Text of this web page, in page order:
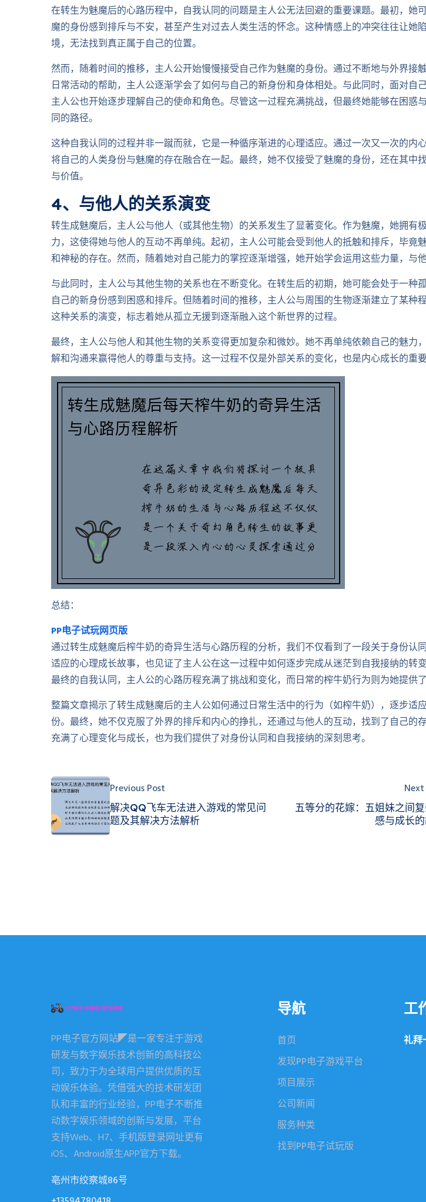
在转生为魅魔后的心路历程中，自我认同的问题是主人公无法回避的重要课题。最初，她
魔的身份感到排斥与不安，甚至产生对过去人类生活的怀念。这种情感上的冲突往往让她
境，无法找到真正属于自己的位置。
然而，随着时间的推移，主人公开始慢慢接受自己作为魅魔的身份。通过不断地与外界接
日常活动的帮助，主人公逐渐学会了如何与自己的新身份和身体相处。与此同时，面对自
主人公也开始逐步理解自己的使命和角色。尽管这一过程充满挑战，但最终她能够在困惑
同的路径。
这种自我认同的过程并非一蹴而就，它是一种循序渐进的心理适应。通过一次又一次的内
将自己的人类身份与魅魔的存在融合在一起。最终，她不仅接受了魅魔的身份，还在其中
与价值。
4、与他人的关系演变
转生成魅魔后，主人公与他人（或其他生物）的关系发生了显著变化。作为魅魔，她拥有
力，这使得她与他人的互动不再单纯。起初，主人公可能会受到他人的抵触和排斥，毕竟
和神秘的存在。然而，随着她对自己能力的掌控逐渐增强，她开始学会运用这些力量，与他
与此同时，主人公与其他生物的关系也在不断变化。在转生后的初期，她可能会处于一种
自己的新身份感到困惑和排斥。但随着时间的推移，主人公与周围的生物逐渐建立了某种
这种关系的演变，标志着她从孤立无援到逐渐融入这个新世界的过程。
最终，主人公与他人和其他生物的关系变得更加复杂和微妙。她不再单纯依赖自己的魅力
解和沟通来赢得他人的尊重与支持。这一过程不仅是外部关系的变化，也是内心成长的重要
总结：
PP电子试玩网页版
通过转生成魅魔后榨牛奶的奇异生活与心路历程的分析，我们不仅看到了一段关于身份认
适应的心理成长故事，也见证了主人公在这一过程中如何逐步完成从迷茫到自我接纳的转
最终的自我认同，主人公的心路历程充满了挑战和变化，而日常的榨牛奶行为则为她提供
整篇文章揭示了转生成魅魔后的主人公如何通过日常生活中的行为（如榨牛奶），逐步适
份。最终，她不仅克服了外界的排斥和内心的挣扎，还通过与他人的互动，找到了自己的
充满了心理变化与成长，也为我们提供了对身份认同和自我接纳的深刻思考。
Previous Post
解决QQ飞车无法进入游戏的常见问
题及其解决方法解析
五等分的花嫁：五姐妹之间
感与成长
PP电子官方网站◤是一家专注于游戏
研发与数字娱乐技术创新的高科技公
司，致力于为全球用户提供优质的互
动娱乐体验。凭借强大的技术研发团
队和丰富的行业经验，PP电子不断推
动数字娱乐领域的创新与发展，平台
支持Web、H7、手机版登录网址更有
iOS、Android原生APP官方下载。
亳州市绞察城86号
导航
首页
发现PP电子游戏平台
项目展示
公司新闻
服务种类
找到PP电子试玩版
工
礼拜